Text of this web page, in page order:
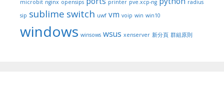
microbit nginx opensips printer pve.xcp-ng
radius
sip sublime switch uwf vm voip win win10
windows winsows wsus xenserver 新分頁 群組原則